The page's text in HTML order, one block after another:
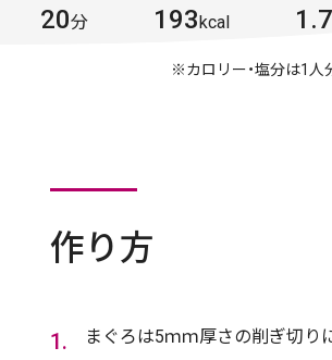
20分 193kcal 1.7
※カロリー・塩分は1人
作り方
まぐろは5ｍｍ厚さの削ぎ切り